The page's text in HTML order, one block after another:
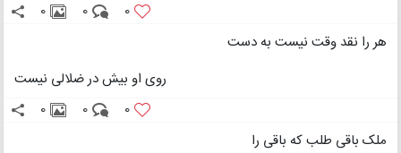
0
0
0
هر را نقد وقت نیست به دست
روی او بیش در ضلالی نیست
0
0
0
ملک باقی طلب که باقی را